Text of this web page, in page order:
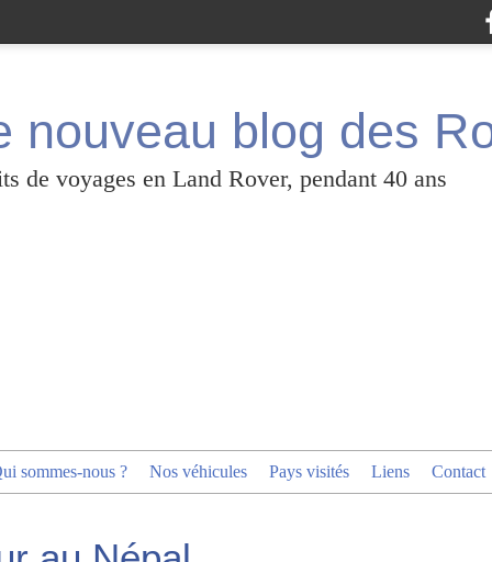
nouveau blog des
de voyages en Land Rover, pendant 40 ans
sommes-nous ? Nos véhicules Pays visités Liens Contact